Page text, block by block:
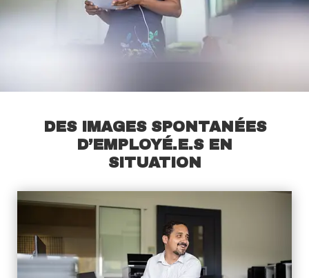
DES IMAGES SPONTANÉES
D’EMPLOYÉ.E.S EN
SITUATION